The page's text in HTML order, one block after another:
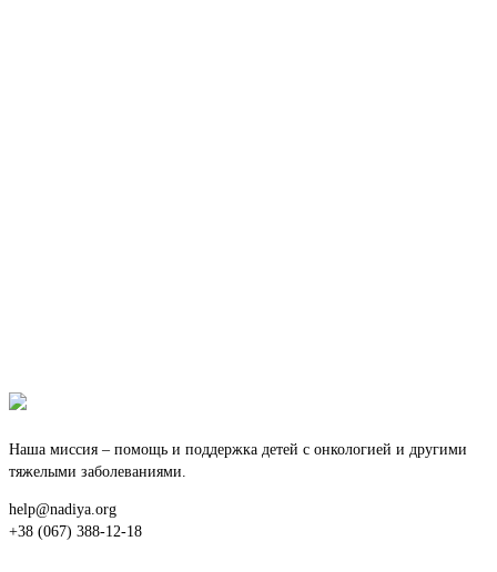
Наша миссия – помощь и поддержка детей с онкологией и другими
тяжелыми заболеваниями.
help@nadiya.org
+38 (067) 388-12-18